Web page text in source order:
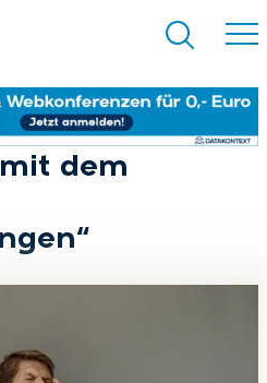
Suchen dem